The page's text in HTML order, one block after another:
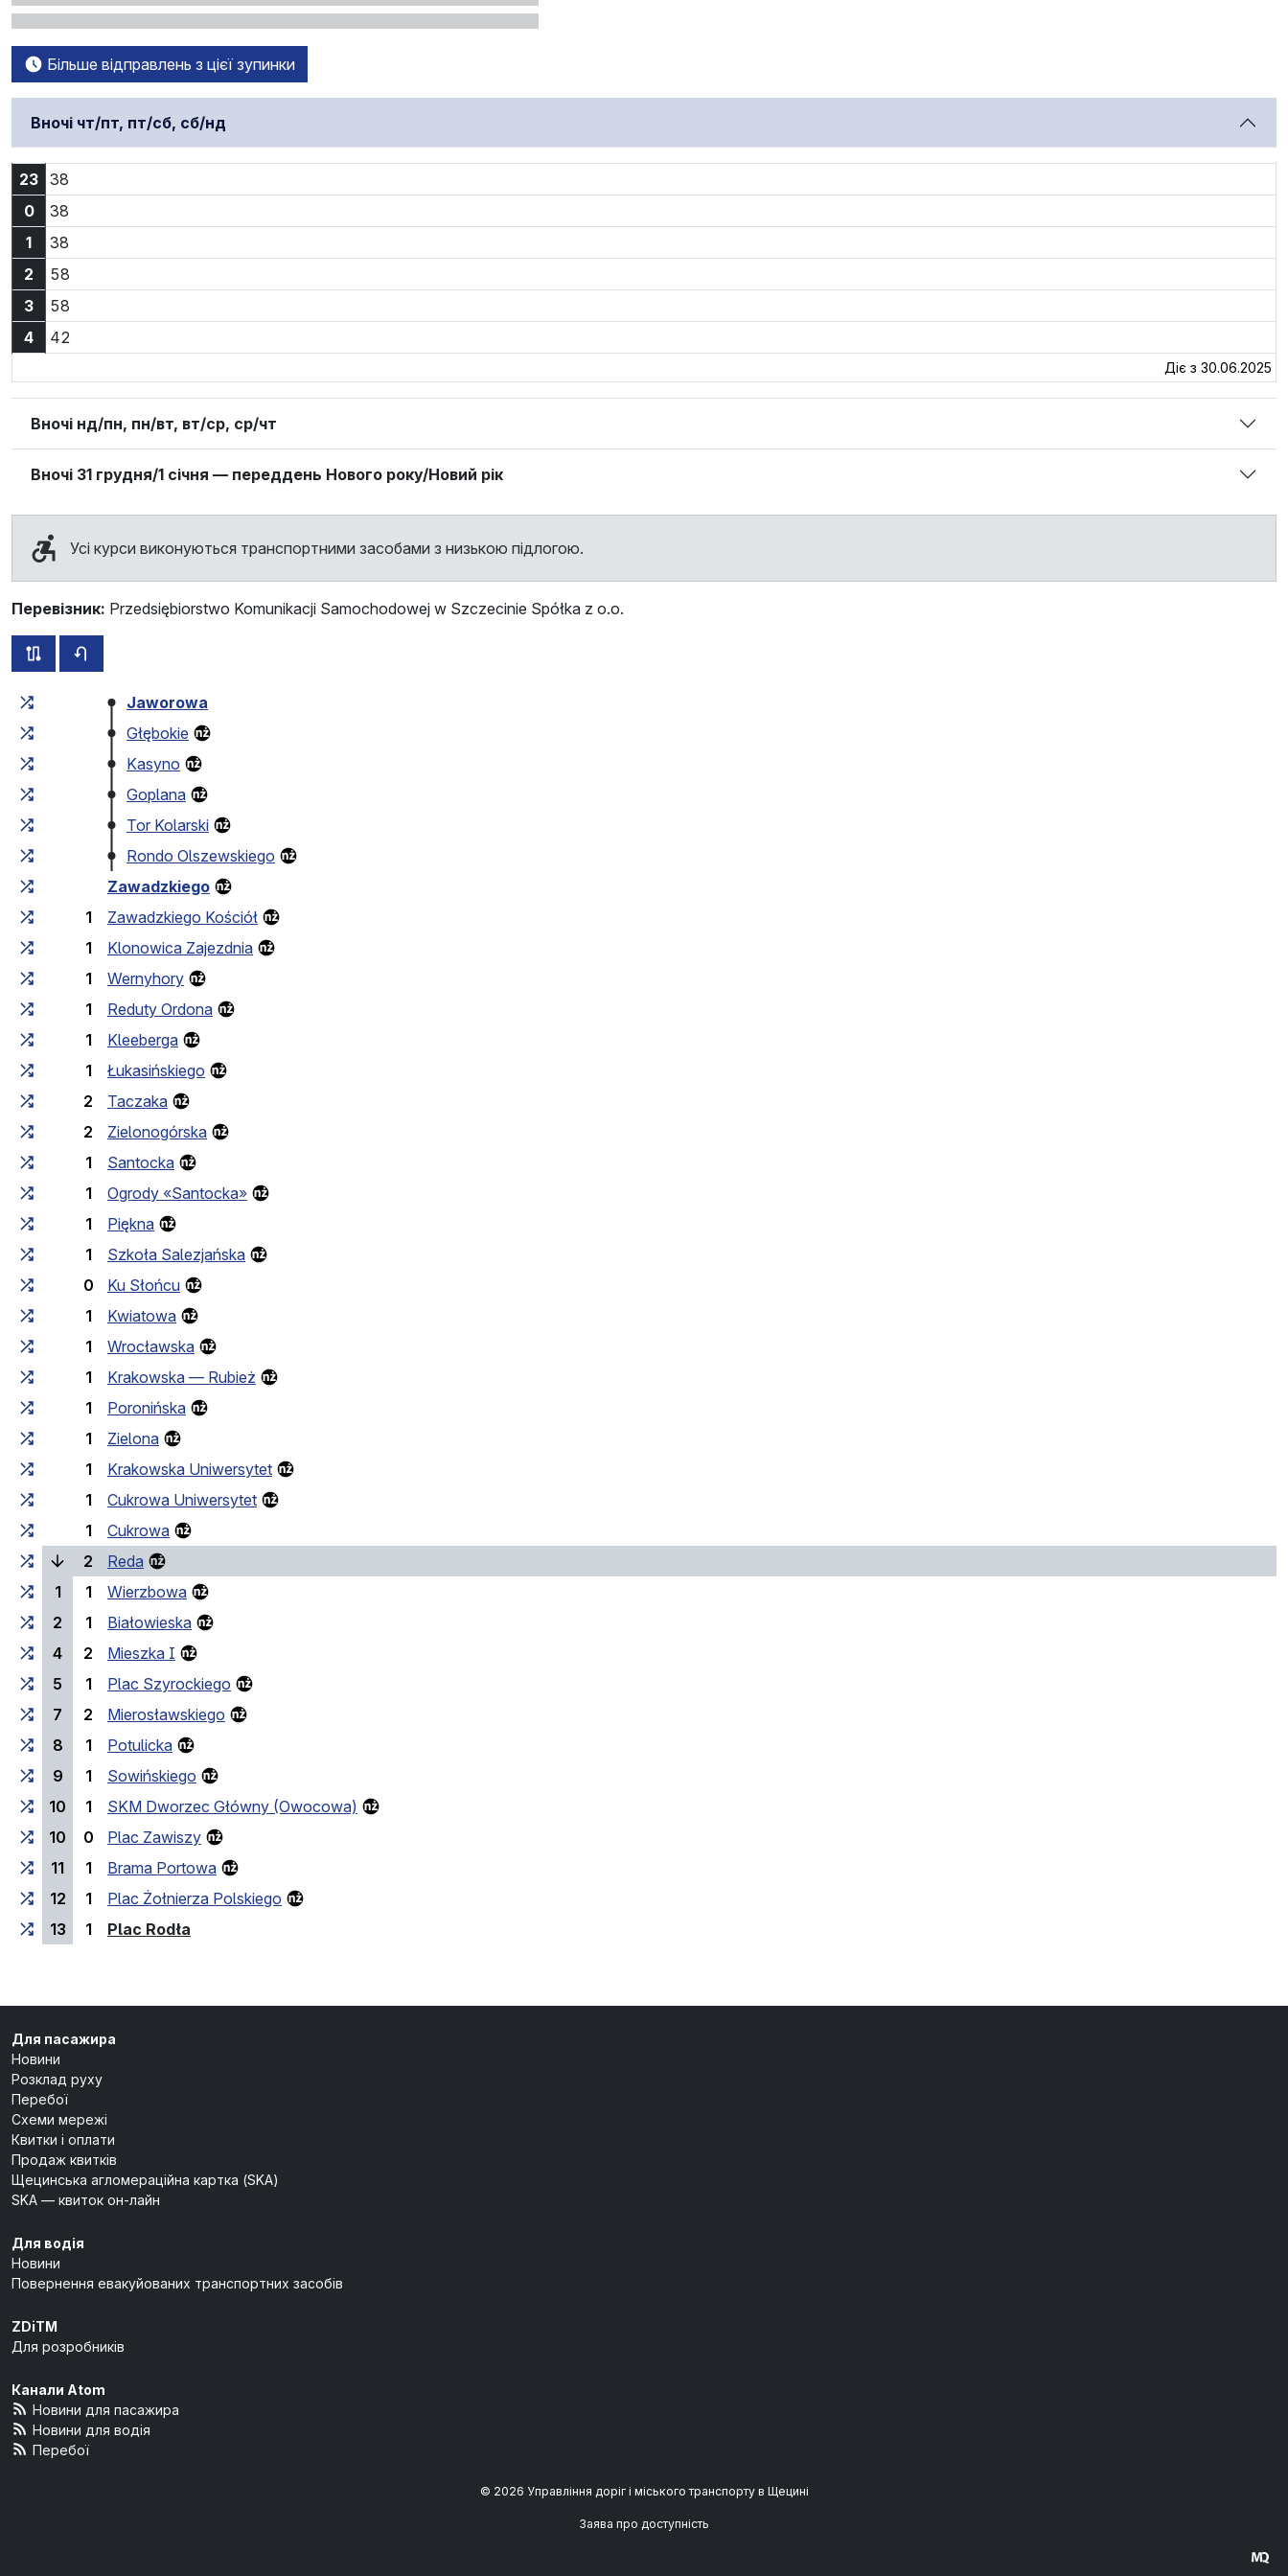
Більше відправлень з цієї зупинки
Вночі чт/пт, пт/сб, сб/нд
23 38
0
38
1
38
2
58
3
58
4
42
Діє з 30.06.2025
Вночі нд/пн, пн/вт, вт/ср, ср/чт
Вночі 31 грудня/1 січня — переддень Нового року/Новий рік
Усі курси виконуються транспортними засобами з низькою підлогою.
Перевізник: Przedsiębiorstwo Komunikacji Samochodowej w Szczecinie Spółka z o.o.
всі схеми цього маршруту
Загальний час у дорозі
Jaworowa
Głębokie
Kasyno
Goplana
Tor Kolarski
Rondo Olszewskiego
Zawadzkiego
1
Zawadzkiego Kościół
1
Klonowica Zajezdnia
1
Wernyhory
1
Reduty Ordona
1
Kleeberga
1
Łukasińskiego
2
Taczaka
2
Zielonogórska
1
Santocka
1
Ogrody «Santocka»
1
Piękna
1
Szkoła Salezjańska
0
Ku Słońcu
1
Kwiatowa
1
Wrocławska
1
Krakowska — Rubież
1
Poronińska
1
Zielona
1
Krakowska Uniwersytet
1
Cukrowa Uniwersytet
1
Cukrowa
2
Reda
1
1
Wierzbowa
2
1
Białowieska
4
2
Mieszka I
5
1
Plac Szyrockiego
7
2
Mierosławskiego
8
1
Potulicka
9
1
Sowińskiego
10
1
SKM Dworzec Główny (Owocowa)
10
0
Plac Zawiszy
11
1
Brama Portowa
12
1
Plac Żołnierza Polskiego
13
1 Plac Rodła
Для пасажира
Новини
Розклад руху
Перебої
Схеми мережі
Квитки і оплати
Продаж квитків
Щецинська агломераційна картка (SKA)
SKA — квиток он-лайн
Для водія
Новини
Повернення евакуйованих транспортних засобів
ZDiTM
Для розробників
Канали Atom
Новини для пасажира
Новини для водія
Перебої
© 2026 Управління доріг і міського транспорту в Щецині
Заява про доступність